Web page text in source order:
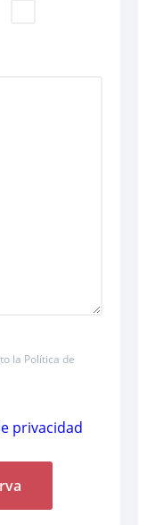
la Política de
privacidad